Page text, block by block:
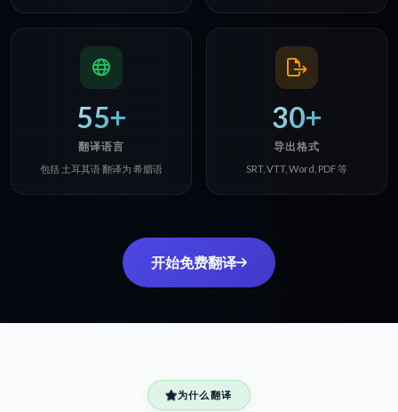
55+
翻译语言
包括 土耳其语 翻译为 希腊语
30+
导出格式
SRT, VTT, Word, PDF 等
开始免费翻译
为什么翻译